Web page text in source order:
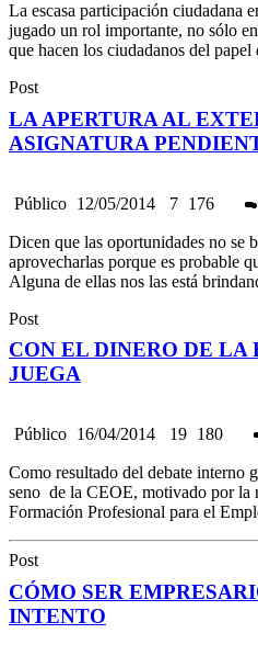
La escasa participación ciudadana
jugado un rol importante, no sólo
que hacen los ciudadanos del papel
Post
LA APERTURA AL
ASIGNATURA
Público 12/05/2014 7 176
Dicen que las oportunidades no se
aprovecharlas porque es probable
Alguna de ellas nos las está
Post
CON EL DINERO DE LA
JUEGA
Público 16/04/2014 19 180
Como resultado del debate interno
seno de la CEOE, motivado por la
Formación Profesional para el
Post
CÓMO SER
INTENTO